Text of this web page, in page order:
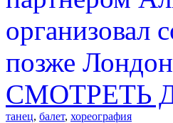
организовал
позже
СМОТРЕТЬ
танец, балет, хореография